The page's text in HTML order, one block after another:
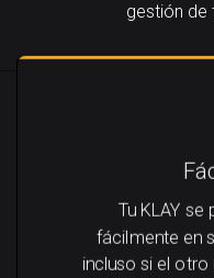
gestión de
Tu KLAY se
fácilmente en
incluso si el otro